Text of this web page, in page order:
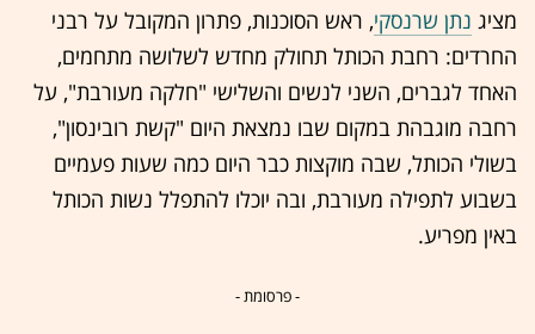
מציג נתן שרנסקי, ראש הסוכנות, פתרון המקובל על רבני
החרדים: רחבת הכותל תחולק מחדש לשלושה מתחמים,
האחד לגברים, השני לנשים והשלישי "חלקה מעורבת", על
רחבה מוגבהת במקום שבו נמצאת היום "קשת רובינסון",
בשולי הכותל, שבה מוקצות כבר היום כמה שעות פעמיים
בשבוע לתפילה מעורבת, ובה יוכלו להתפלל נשות הכותל
באין מפריע.
- פרסומת -